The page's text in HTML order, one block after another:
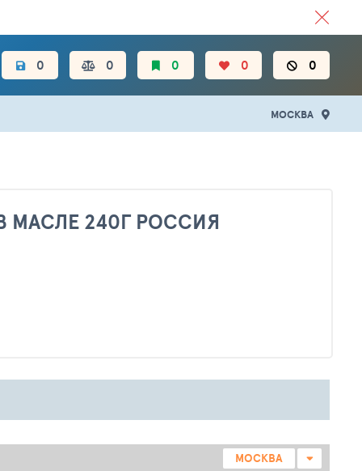
0 0 0 0 0
МОСКВА
МАСЛЕ 240Г РОССИЯ
МОСКВА